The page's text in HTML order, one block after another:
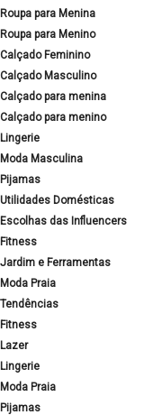
Roupa para Menina
Roupa para Menino
Calçado Feminino
Calçado Masculino
Calçado para menina
Calçado para menino
Lingerie
Moda Masculina
Pijamas
Utilidades Domésticas
Escolhas das Influencers
Fitness
Jardim e Ferramentas
Moda Praia
Tendências
Fitness
Lazer
Lingerie
Moda Praia
Pijamas